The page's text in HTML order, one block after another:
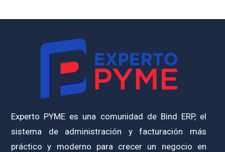
Experto PYME es una comunidad de Bind ERP, el
sistema de administración y facturación más
práctico y moderno para crecer un negocio en